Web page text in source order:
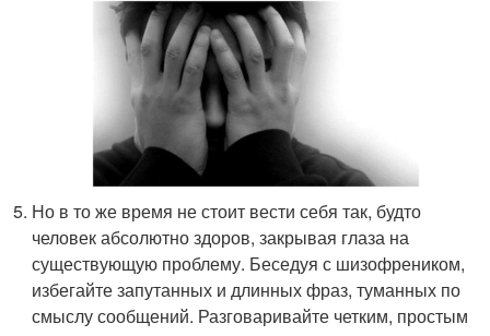
Но в то же время не стоит вести себя так, будто
человек абсолютно здоров, закрывая глаза на
существующую проблему. Беседуя с шизофреником,
избегайте запутанных и длинных фраз, туманных по
смыслу сообщений. Разговаривайте четким, простым